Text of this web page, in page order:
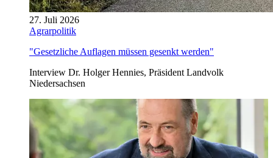
27. Juli 2026
Agrarpolitik
"Gesetzliche Auflagen müssen gesenkt werden"
Interview Dr. Holger Hennies, Präsident Landvolk
Niedersachsen